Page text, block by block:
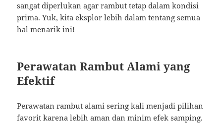
sangat diperlukan agar rambut tetap dalam kondisi
prima. Yuk, kita eksplor lebih dalam tentang semua
hal menarik ini!
Perawatan Rambut Alami yang
Efektif
Perawatan rambut alami sering kali menjadi pilihan
favorit karena lebih aman dan minim efek samping.